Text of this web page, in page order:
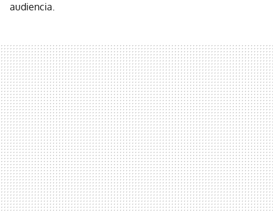
audiencia.